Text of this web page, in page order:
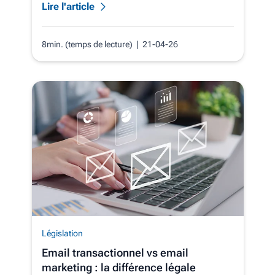
Lire l'article
8min. (temps de lecture) | 21-04-26
Législation
Email transactionnel vs email
marketing : la différence légale